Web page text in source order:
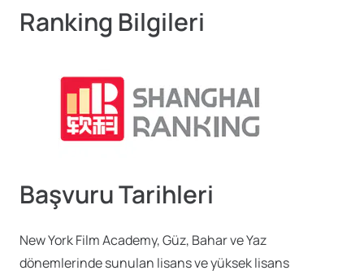
Ranking Bilgileri
Başvuru Tarihleri
New York Film Academy, Güz, Bahar ve Yaz
dönemlerinde sunulan lisans ve yüksek lisans